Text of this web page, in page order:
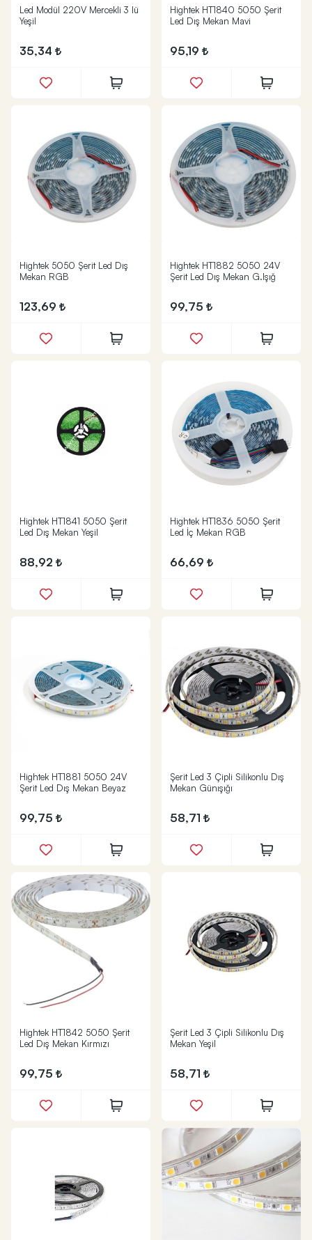
Led Modül 220V Mercekli 3 lü
Yeşil
35,34
Hightek HT1840 5050 Şerit
Led Dış Mekan Mavi
95,19
Hightek 5050 Şerit Led Dış
Mekan RGB
123,69
Hightek HT1882 5050 24V
Şerit Led Dış Mekan G.Işığ
99,75
Hightek HT1841 5050 Şerit
Led Dış Mekan Yeşil
88,92
Hightek HT1836 5050 Şerit
Led İç Mekan RGB
66,69
Hightek HT1881 5050 24V
Şerit Led Dış Mekan Beyaz
99,75
Şerit Led 3 Çipli Silikonlu Dış
Mekan Günışığı
58,71
Hightek HT1842 5050 Şerit
Led Dış Mekan Kırmızı
99,75
Şerit Led 3 Çipli Silikonlu Dış
Mekan Yeşil
58,71